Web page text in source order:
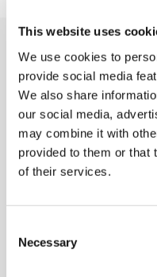
This website uses
We use cookies to
provide social media
We also share
our social media,
may combine it with
provided to them or that
of their services.
Selection
Necessary